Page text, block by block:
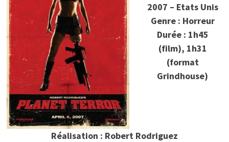
2007 – Etats Unis
Genre : Horreur
Durée : 1h45
(film), 1h31
(format
Grindhouse)
Réalisation : Robert Rodriguez